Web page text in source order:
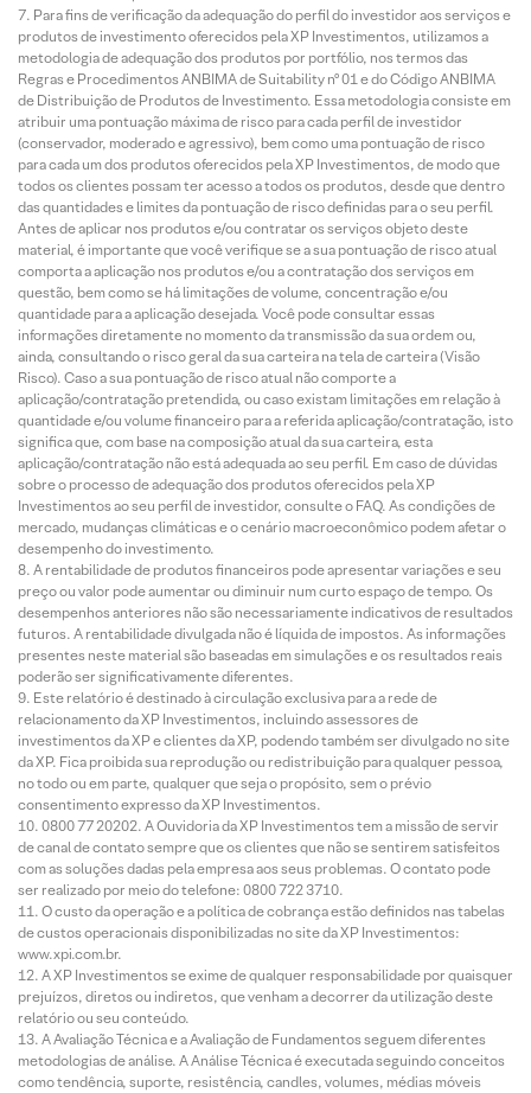
Para fins de verificação da adequação do perfil do investidor aos serviços e
produtos de investimento oferecidos pela XP Investimentos, utilizamos a
metodologia de adequação dos produtos por portfólio, nos termos das
Regras e Procedimentos ANBIMA de Suitability nº 01 e do Código ANBIMA
de Distribuição de Produtos de Investimento. Essa metodologia consiste em
atribuir uma pontuação máxima de risco para cada perfil de investidor
(conservador, moderado e agressivo), bem como uma pontuação de risco
para cada um dos produtos oferecidos pela XP Investimentos, de modo que
todos os clientes possam ter acesso a todos os produtos, desde que dentro
das quantidades e limites da pontuação de risco definidas para o seu perfil.
Antes de aplicar nos produtos e/ou contratar os serviços objeto deste
material, é importante que você verifique se a sua pontuação de risco atual
comporta a aplicação nos produtos e/ou a contratação dos serviços em
questão, bem como se há limitações de volume, concentração e/ou
quantidade para a aplicação desejada. Você pode consultar essas
informações diretamente no momento da transmissão da sua ordem ou,
ainda, consultando o risco geral da sua carteira na tela de carteira (Visão
Risco). Caso a sua pontuação de risco atual não comporte a
aplicação/contratação pretendida, ou caso existam limitações em relação à
quantidade e/ou volume financeiro para a referida aplicação/contratação, isto
significa que, com base na composição atual da sua carteira, esta
aplicação/contratação não está adequada ao seu perfil. Em caso de dúvidas
sobre o processo de adequação dos produtos oferecidos pela XP
Investimentos ao seu perfil de investidor, consulte o FAQ. As condições de
mercado, mudanças climáticas e o cenário macroeconômico podem afetar o
desempenho do investimento.
A rentabilidade de produtos financeiros pode apresentar variações e seu
preço ou valor pode aumentar ou diminuir num curto espaço de tempo. Os
desempenhos anteriores não são necessariamente indicativos de resultados
futuros. A rentabilidade divulgada não é líquida de impostos. As informações
presentes neste material são baseadas em simulações e os resultados reais
poderão ser significativamente diferentes.
Este relatório é destinado à circulação exclusiva para a rede de
relacionamento da XP Investimentos, incluindo assessores de
investimentos da XP e clientes da XP, podendo também ser divulgado no site
da XP. Fica proibida sua reprodução ou redistribuição para qualquer pessoa,
no todo ou em parte, qualquer que seja o propósito, sem o prévio
consentimento expresso da XP Investimentos.
0800 77 20202. A Ouvidoria da XP Investimentos tem a missão de servir
de canal de contato sempre que os clientes que não se sentirem satisfeitos
com as soluções dadas pela empresa aos seus problemas. O contato pode
ser realizado por meio do telefone: 0800 722 3710.
O custo da operação e a política de cobrança estão definidos nas tabelas
de custos operacionais disponibilizadas no site da XP Investimentos:
www.xpi.com.br.
A XP Investimentos se exime de qualquer responsabilidade por quaisquer
prejuízos, diretos ou indiretos, que venham a decorrer da utilização deste
relatório ou seu conteúdo.
A Avaliação Técnica e a Avaliação de Fundamentos seguem diferentes
metodologias de análise. A Análise Técnica é executada seguindo conceitos
como tendência, suporte, resistência, candles, volumes, médias móveis